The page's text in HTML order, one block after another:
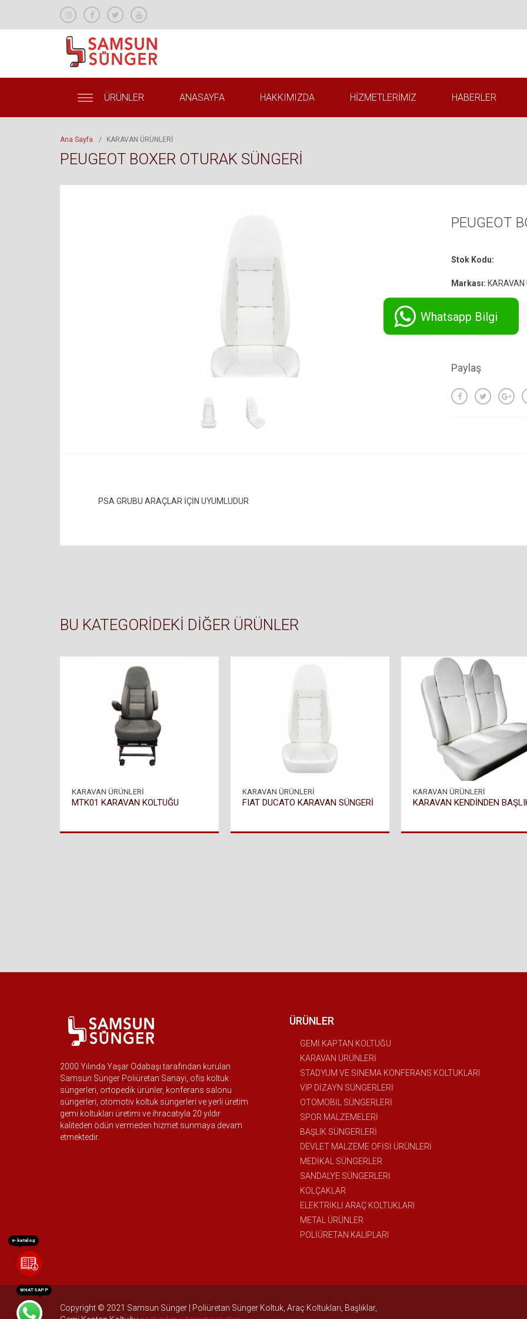
ÜRÜNLER ANASAYFA HAKKIMIZDA HIZMETLERIMIZ HABERLER
Ana Sayfa / KARAVAN ÜRÜNLERİ
PEUGEOT BOXER OTURAK SÜNGERİ
PEUGEOT
Stok Kodu:
Markası: KARAVAN
Whatsapp Bilgi
Paylaş
PSA GRUBU ARAÇLAR İÇİN UYUMLUDUR
BU KATEGORIDEKI DIĞER ÜRÜNLER
KARAVAN ÜRÜNLERİ
MTK01 KARAVAN KOLTUĞU
KARAVAN ÜRÜNLERİ
FIAT DUCATO KARAVAN SÜNGERİ
KARAVAN ÜRÜNLERİ
2000 Yılında Yaşar Odabaşı tarafından kurulan
Samsun Sünger Poliüretan Sanayi, ofis koltuk
süngerleri, ortopedik ürünler, konferans salonu
süngerleri, otomotiv koltuk süngerleri ve yerli üretim
gemi koltukları üretimi ve ihracatıyla 20 yıldır
kaliteden ödün vermeden hizmet sunmaya devam
etmektedir.
ÜRÜNLER
GEMİ KAPTAN KOLTUĞU
KARAVAN ÜRÜNLERİ
STADYUM VE SİNEMA KONFERANS KOLTUKLARI
VIP DİZAYN SÜNGERLERİ
OTOMOBİL SÜNGERLERİ
SPOR MALZEMELERİ
BAŞLIK SÜNGERLERİ
DEVLET MALZEME OFİSİ ÜRÜNLERİ
MEDİKAL SÜNGERLER
SANDALYE SÜNGERLERİ
KOLÇAKLAR
ELEKTRİKLİ ARAÇ KOLTUKLARI
METAL ÜRÜNLER
POLİÜRETAN KALIPLARI
Copyright © 2021 Samsun Sünger | Poliüretan Sünger Koltuk, Araç Koltukları, Başlıklar,
WHATSAPP
e-katalog